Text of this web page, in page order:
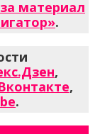
материал
.
,
,
.